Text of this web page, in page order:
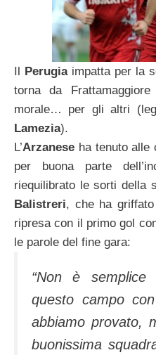
Il Perugiaimpatta per la
torna da
morale… per gli altri
Lamezia).
L’Arzanese ha tenuto alle
per buona parte
riequilibrato le sorti della
Balistreri, che ha griffato
ripresa con il primo gol
le parole del fine gara:
“Non è
questo campo
abbiamo provato,
buonissima